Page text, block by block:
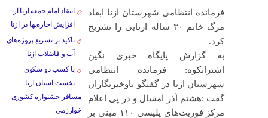
فرمانده انتظامی شهرستان ازنا ابعاد
مرگ خانم ۳۰ ساله ازنایی را تشریح
کرد.
به گزارش پایگاه خبری نگین
اشترانکوه: فرمانده انتظامی
شهرستان ازنا در گفتگو باوخبرنگاران
گفت :هشتم آذر امسال و در پی اعلام
مرکز فوریت‌های پلیسی ۱۱۰ مبنی بر
انتقاد امام جمعه ازنا از
افزایش اجاره‌بها در ازنا
تاکید بر تسریع پروژه‌های
آب و فاضلاب ازنا
با کسب دو سکوی
نخست استان ازنا
مسافر جشنواره کشوری
خوارزمی